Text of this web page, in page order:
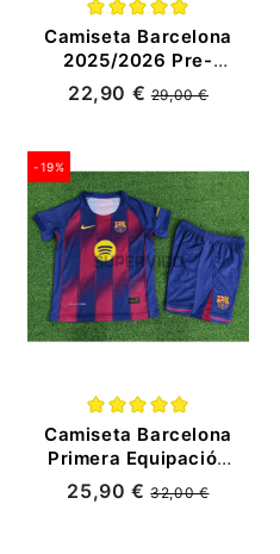
Camiseta Barcelona
2025/2026 Pre-
Match Azul Niño Kit
22,90 €29,00 €
-19%
Camiseta Barcelona
Primera Equipación
2025/2026
Azul/Rojo Niño Kit
25,90 €32,00 €